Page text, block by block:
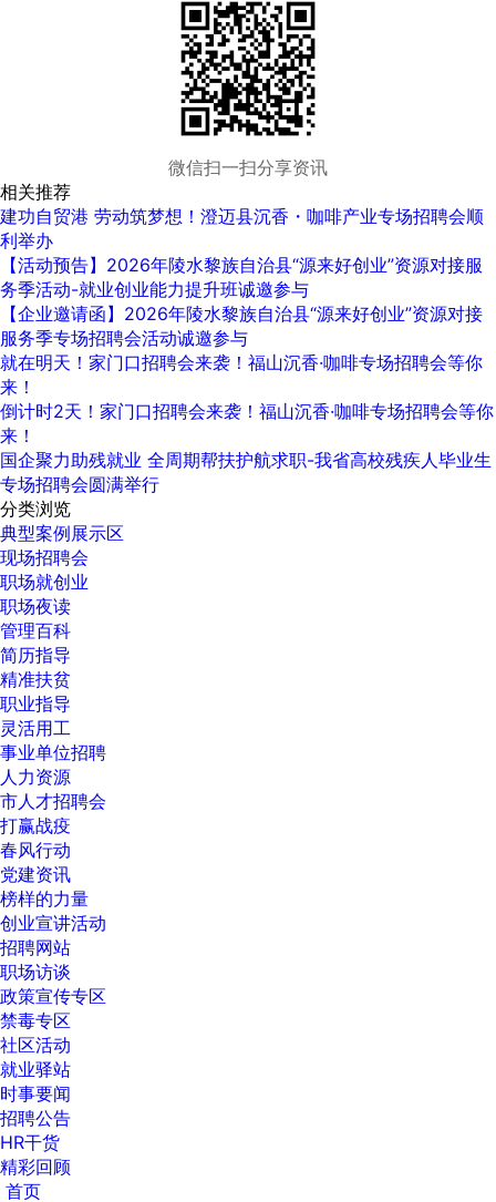
微信扫一扫分享资讯
相关推荐
建功自贸港 劳动筑梦想！‍澄迈县沉香・咖啡产业专场招聘会顺
利举办
【活动预告】2026年陵水黎族自治县“源来好创业”资源对接服
务季活动-就业创业能力提升班诚邀参与
【企业邀请函】2026年陵水黎族自治县“源来好创业”资源对接
服务季专场招聘会活动诚邀参与
就在明天！家门口招聘会来袭！福山沉香·咖啡专场招聘会等你
来！
倒计时2天！家门口招聘会来袭！福山沉香·咖啡专场招聘会等你
来！
国企聚力助残就业 全周期帮扶护航求职-我省高校残疾人毕业生
专场招聘会圆满举行
分类浏览
典型案例展示区
现场招聘会
职场就创业
职场夜读
管理百科
简历指导
精准扶贫
职业指导
灵活用工
事业单位招聘
人力资源
市人才招聘会
打赢战疫
春风行动
党建资讯
榜样的力量
创业宣讲活动
招聘网站
职场访谈
政策宣传专区
禁毒专区
社区活动
就业驿站
时事要闻
招聘公告
HR干货
精彩回顾
首页